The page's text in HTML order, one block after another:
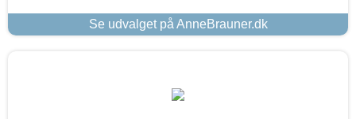
Se udvalget på AnneBrauner.dk